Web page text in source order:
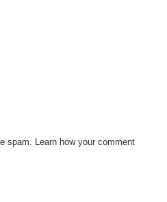
spam. Learn how your comment